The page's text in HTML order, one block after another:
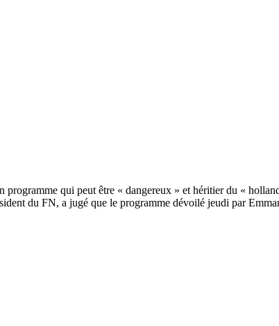
du FN, a jugé que le programme dévoilé jeudi par